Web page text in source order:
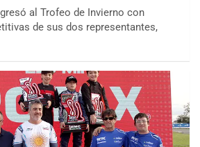
al Trofeo de Invierno con
de sus dos representantes,